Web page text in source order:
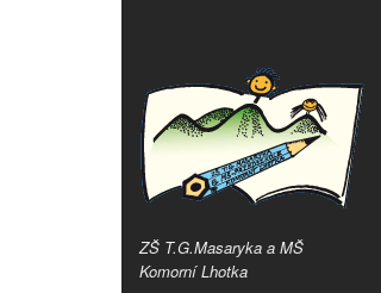
ZŠ T.G.Masaryka a MŠ
Komorní Lhotka